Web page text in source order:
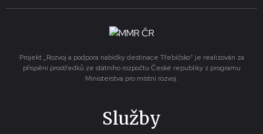
Projekt „Rozvoj a podpora nabídky destinace Třebíčsko“ je realizován za
přispění prostředků ze státního rozpočtu České republiky z programu
Ministerstva pro místní rozvoj.
Služby